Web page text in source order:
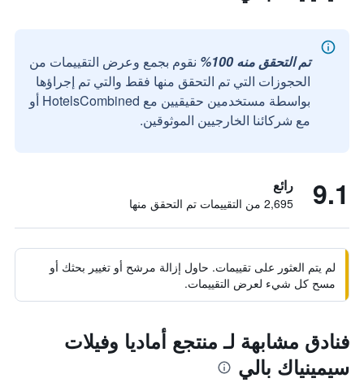
تم التحقق منه 100%
نقوم بجمع وعرض التقييمات من
الحجوزات التي تم التحقق منها فقط والتي تم إجراؤها
بواسطة مستخدمين حقيقيين مع HotelsCombined أو
مع شركائنا الخارجيين الموثوقين.
9.1 رائع
2,695 من التقييمات تم التحقق منها
لم يتم العثور على تقييمات. حاول إزالة مرشح أو تغيير بحثك أو
مسح كل شيء لعرض التقييمات.
فنادق مشابهة لـ منتجع أماديا وفيلات
سيمينياك بالي